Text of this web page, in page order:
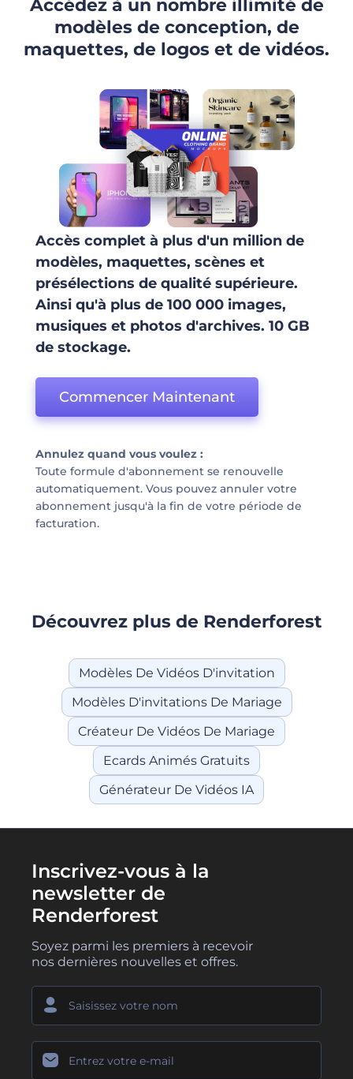
Accédez à un nombre illimité de
modèles de conception, de
maquettes, de logos et de vidéos.
Accès complet à plus d'un million de
modèles, maquettes, scènes et
présélections de qualité supérieure.
Ainsi qu'à plus de 100 000 images,
musiques et photos d'archives. 10 GB
de stockage.
Commencer Maintenant
Annulez quand vous voulez :
Toute formule d'abonnement se renouvelle
automatiquement. Vous pouvez annuler votre
abonnement jusqu'à la fin de votre période de
facturation.
Découvrez plus de Renderforest
Modèles De Vidéos D'invitation
Modèles D'invitations De Mariage
Créateur De Vidéos De Mariage
Ecards Animés Gratuits
Générateur De Vidéos IA
Inscrivez-vous à la
newsletter de
Renderforest
Soyez parmi les premiers à recevoir
nos dernières nouvelles et offres.